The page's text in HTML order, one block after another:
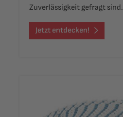
Zuverlässigkeit gefragt sind.
Jetzt entdecken!